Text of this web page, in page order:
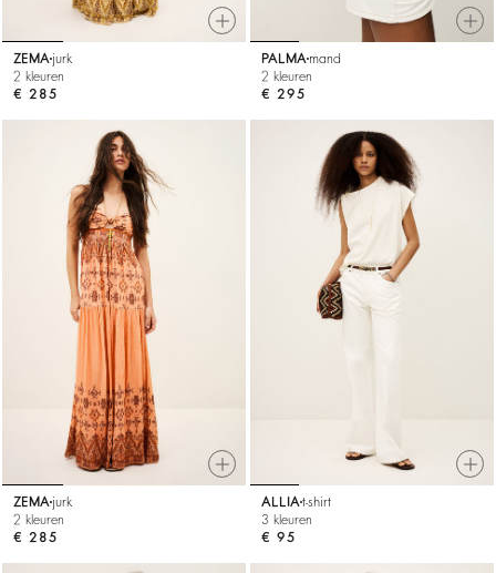
ZEMA jurk
2 kleuren
€ 285
PALMA mand
2 kleuren
€ 295
ZEMA jurk
2 kleuren
€ 285
ALLIA t-shirt
3 kleuren
€ 95